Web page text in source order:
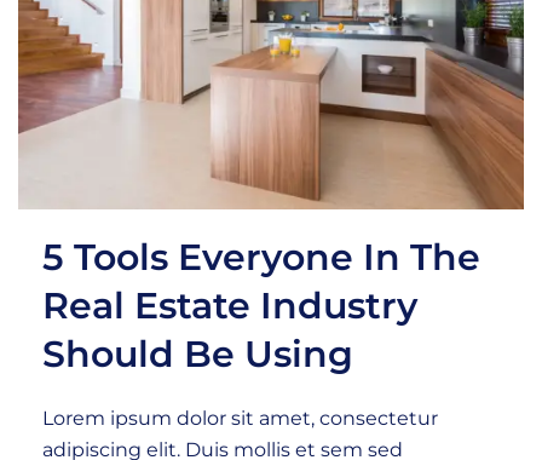
5 Tools Everyone In The
Real Estate Industry
Should Be Using
Lorem ipsum dolor sit amet, consectetur
adipiscing elit. Duis mollis et sem sed